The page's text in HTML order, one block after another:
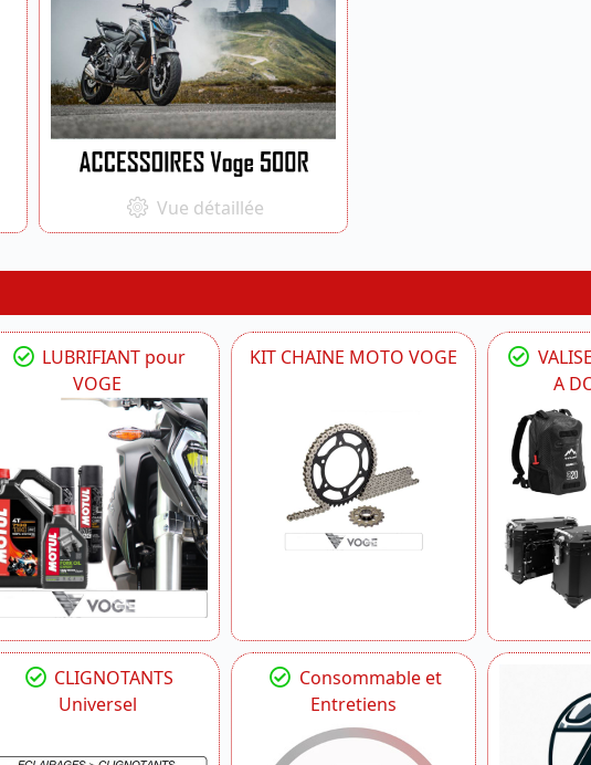
Vue détaillée
LUBRIFIANT pour
VOGE
KIT CHAINE MOTO VOGE
A
CLIGNOTANTS
Universel
Consommable et
Entretiens